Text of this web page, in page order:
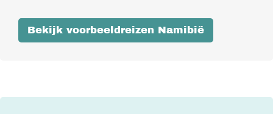
Bekijk voorbeeldreizen Namibië